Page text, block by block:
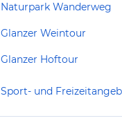
Naturpark Wanderweg
Glanzer Weintour
Glanzer Hoftour
Sport- und